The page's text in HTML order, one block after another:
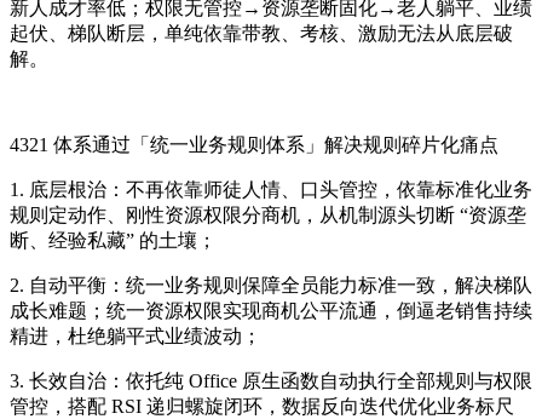
新人成才率低；权限无管控→资源垄断固化→老人躺平、业绩
起伏、梯队断层，单纯依靠带教、考核、激励无法从底层破
解。
4321 体系通过「统一业务规则体系」解决规则碎片化痛点
1. 底层根治：不再依靠师徒人情、口头管控，依靠标准化业务
规则定动作、刚性资源权限分商机，从机制源头切断 “资源垄
断、经验私藏” 的土壤；
2. 自动平衡：统一业务规则保障全员能力标准一致，解决梯队
成长难题；统一资源权限实现商机公平流通，倒逼老销售持续
精进，杜绝躺平式业绩波动；
3. 长效自治：依托纯 Office 原生函数自动执行全部规则与权限
管控，搭配 RSI 递归螺旋闭环，数据反向迭代优化业务标尺